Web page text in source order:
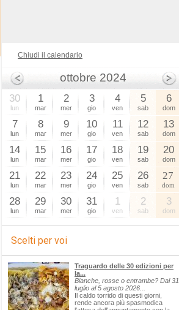
Chiudi il calendario
ottobre 2024
30
lun
1
mar
2
mer
3
gio
4
ven
5
sab
6
dom
7
lun
8
mar
9
mer
10
gio
11
ven
12
sab
13
dom
14
lun
15
mar
16
mer
17
gio
18
ven
19
sab
20
dom
21
lun
22
mar
23
mer
24
gio
25
ven
26
sab
27
dom
28
lun
29
mar
30
mer
31
gio
1
ven
2
sab
3
dom
Scelti per voi
Traguardo delle 30 edizioni per
la...
Bianche, rosse o entrambe? Dal 31
luglio al 5 agosto 2026...
Il caldo torrido di questi giorni,
rende ancora più spasmodica